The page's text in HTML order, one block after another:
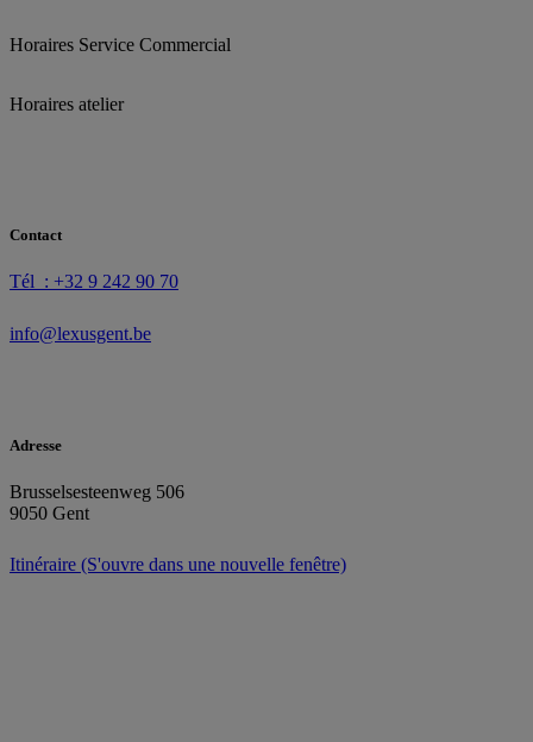
Horaires Service Commercial
Horaires atelier
Contact
Tél : +32 9 242 90 70
info@lexusgent.be
Adresse
Brusselsesteenweg 506
9050 Gent
Itinéraire (S'ouvre dans une nouvelle fenêtre)